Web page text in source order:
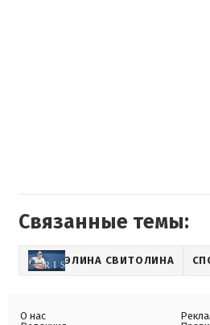
Связанные темы:
ЭЛИНА СВИТОЛИНА
О нас